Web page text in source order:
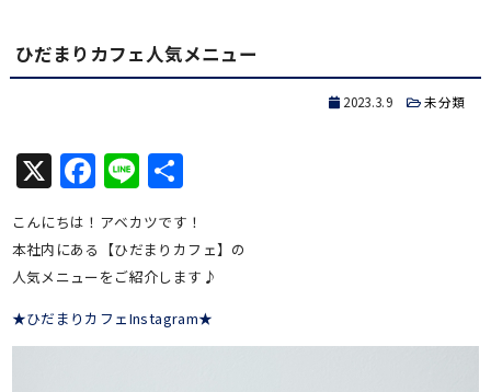
ひだまりカフェ人気メニュー
2023.3.9 未分類
X Facebook
Line共
有
こんにちは！アベカツです！
本社内にある【ひだまりカフェ】の
人気メニューをご紹介します♪
★ひだまりカフェInstagram★